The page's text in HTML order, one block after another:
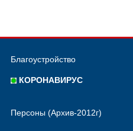
Благоустройство
КОРОНАВИРУС
Персоны (Архив-2012г)